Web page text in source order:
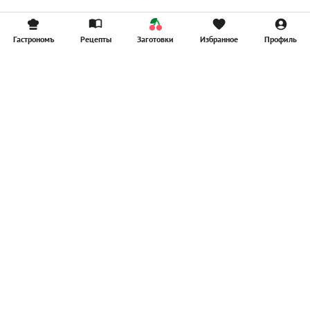
Гастрономъ Рецепты Заготовки Избранное Профиль